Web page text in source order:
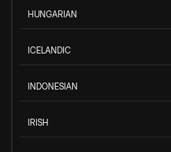
HUNGARIAN
ICELANDIC
INDONESIAN
IRISH